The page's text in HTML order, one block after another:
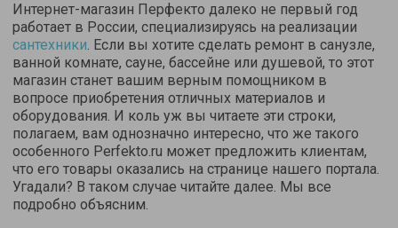
Интернет-магазин Перфекто далеко не первый год
работает в России, специализируясь на реализации
сантехники. Если вы хотите сделать ремонт в санузле,
ванной комнате, сауне, бассейне или душевой, то этот
магазин станет вашим верным помощником в
вопросе приобретения отличных материалов и
оборудования. И коль уж вы читаете эти строки,
полагаем, вам однозначно интересно, что же такого
особенного Perfekto.ru может предложить клиентам,
что его товары оказались на странице нашего портала.
Угадали? В таком случае читайте далее. Мы все
подробно объясним.